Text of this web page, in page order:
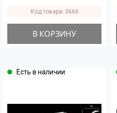
Код товара: 3666
В КОРЗИНУ
Есть в наличии